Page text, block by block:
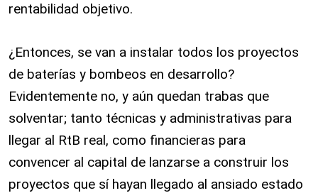
rentabilidad objetivo.
¿Entonces, se van a instalar todos los proyectos
de baterías y bombeos en desarrollo?
Evidentemente no, y aún quedan trabas que
solventar; tanto técnicas y administrativas para
llegar al RtB real, como financieras para
convencer al capital de lanzarse a construir los
proyectos que sí hayan llegado al ansiado estado